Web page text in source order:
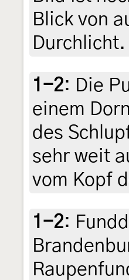
Blick von
Durchlicht.
1-2: Die
einem
des
sehr weit
vom Kopf
1-2: